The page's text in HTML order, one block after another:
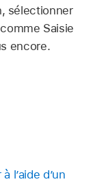
sélectionner
Saisie
encore.
l’aide d’un